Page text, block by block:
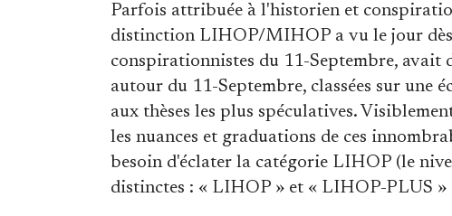
Parfois attribuée à l'historien et
distinction LIHOP/MIHOP a vu le jour
conspirationnistes du 11-Septembre, avait
autour du 11-Septembre, classées sur une
aux thèses les plus spéculatives.
les nuances et graduations de ces
besoin d'éclater la catégorie LIHOP (le
distinctes : « LIHOP » et « LIHOP-PLUS »